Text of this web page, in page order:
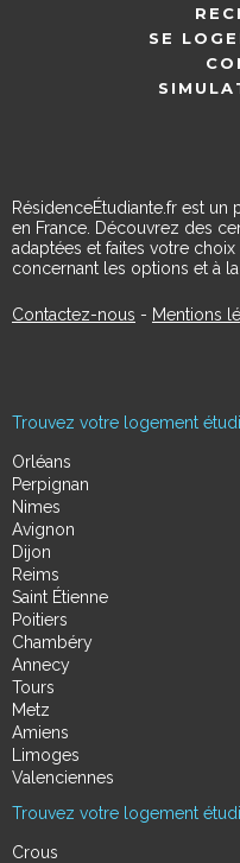
SE
RésidenceÉtudiante.fr est
en France. Découvrez des
adaptées et faites votre
concernant les options et à
Contactez-nous - Mentions
Trouvez votre logement
Orléans
Perpignan
Nimes
Avignon
Dijon
Reims
Saint Étienne
Poitiers
Chambéry
Annecy
Tours
Metz
Amiens
Limoges
Valenciennes
Trouvez votre logement
Crous